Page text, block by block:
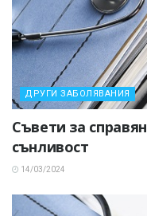
ДРУГИ ЗАБОЛЯВАНИЯ
Съвети за
сънливост
14/03/2024